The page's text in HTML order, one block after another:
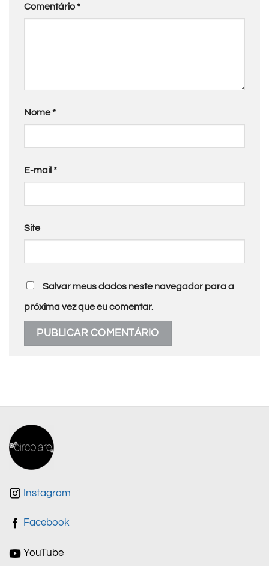
Comentário*
Nome*
E-mail *
Site
Salvar meus dados neste navegador para a
próxima vez que eu comentar.
Instagram
Facebook
YouTube